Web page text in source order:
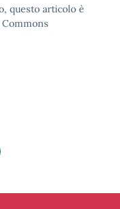
questo articolo è